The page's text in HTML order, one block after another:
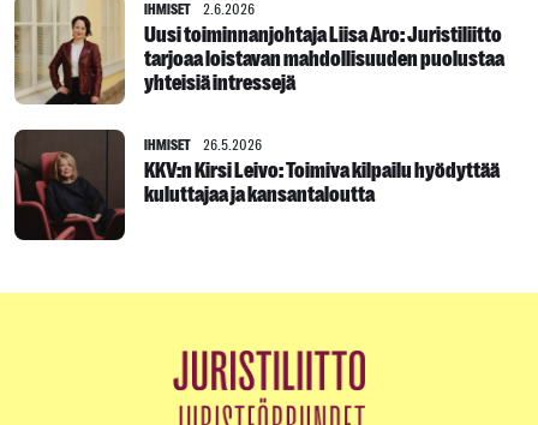
IHMISET 2.6.2026
Uusi toiminnanjohtaja Liisa Aro: Juristiliitto
tarjoaa loistavan mahdollisuuden puolustaa
yhteisiä intressejä
IHMISET 26.5.2026
KKV:n Kirsi Leivo: Toimiva kilpailu hyödyttää
kuluttajaa ja kansantaloutta